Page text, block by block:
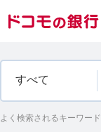
すべて
よく検索されるキーワード